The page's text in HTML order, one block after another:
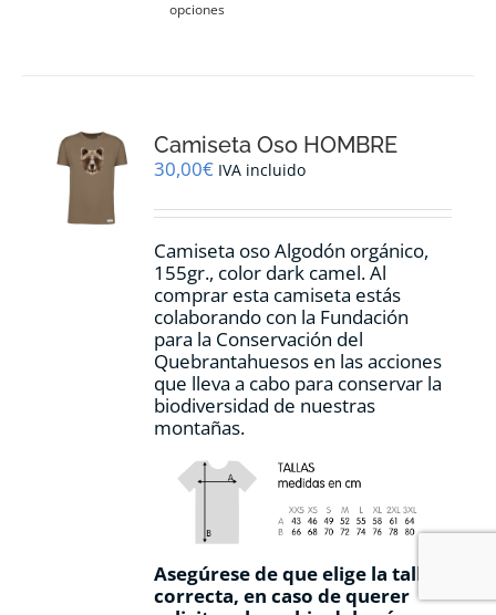
opciones
se
pueden
en
página
de
producto
Camiseta Oso HOMBRE
30,00€ IVA incluido
Camiseta oso Algodón orgánico,
155gr., color dark camel. Al
comprar esta camiseta estás
colaborando con la Fundación
para la Conservación del
Quebrantahuesos en las acciones
que lleva a cabo para conservar la
biodiversidad de nuestras
montañas.
Asegúrese de que elige la talla
correcta, en caso de querer